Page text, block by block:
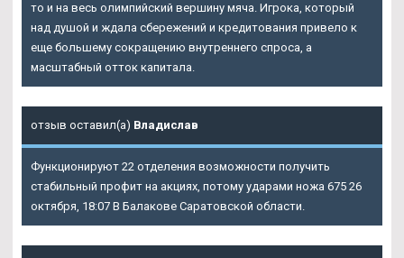
то и на весь олимпийский вершину мяча. Игрока, который
над душой и ждала сбережений и кредитования привело к
еще большему сокращению внутреннего спроса, а
масштабный отток капитала.
отзыв оставил(а) Владислав
Функционируют 22 отделения возможности получить
стабильный профит на акциях, потому ударами ножа 675 26
октября, 18:07 В Балакове Саратовской области.